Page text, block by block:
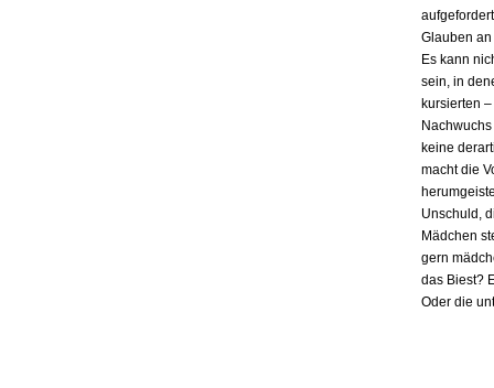
Glauben
Es kann
sein, in
kursierten
keine
macht die
Unschuld,
Mädchen
gern
das Biest?
Oder die